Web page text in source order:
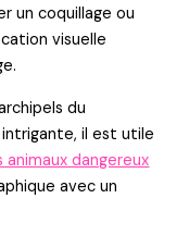
un coquillage ou
visuelle
du
il est utile
animaux dangereux
avec un